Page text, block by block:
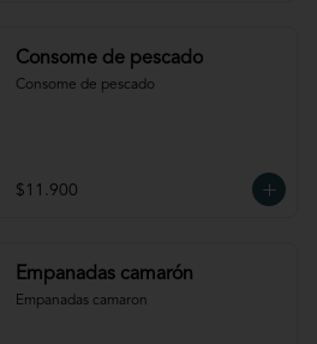
Consome de pescado
Consome de pescado
$11.900
Empanadas camarón
Empanadas camaron